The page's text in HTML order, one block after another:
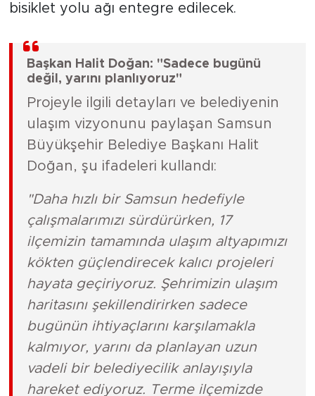
bisiklet yolu ağı entegre edilecek.
Başkan Halit Doğan: "Sadece bugünü
değil, yarını planlıyoruz"
Projeyle ilgili detayları ve belediyenin
ulaşım vizyonunu paylaşan Samsun
Büyükşehir Belediye Başkanı Halit
Doğan, şu ifadeleri kullandı:
"Daha hızlı bir Samsun hedefiyle
çalışmalarımızı sürdürürken, 17
ilçemizin tamamında ulaşım altyapımızı
kökten güçlendirecek kalıcı projeleri
hayata geçiriyoruz. Şehrimizin ulaşım
haritasını şekillendirirken sadece
bugünün ihtiyaçlarını karşılamakla
kalmıyor, yarını da planlayan uzun
vadeli bir belediyecilik anlayışıyla
hareket ediyoruz. Terme ilçemizde